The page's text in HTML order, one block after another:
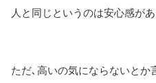
人と同じというのは安心感があ
ただ､高いの気にならないとか